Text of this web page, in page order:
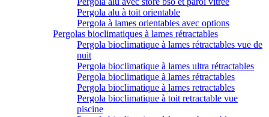
Pergola alu à toit orientable
Pergola à lames orientables avec options
Pergolas bioclimatiques à lames rétractables
Pergola bioclimatique à lames rétractables vue de
nuit
Pergola bioclimatique à lames ultra rétractables
Pergola bioclimatique à lames rétractables
Pergola bioclimatique à lames retractables
Pergola bioclimatique à toit retractable vue
piscine